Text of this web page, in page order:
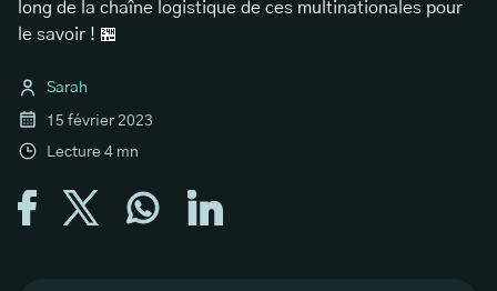
long de la chaîne logistique de ces multinationales pour
le savoir ! 🏪
Sarah
15 février 2023
Lecture 4 mn